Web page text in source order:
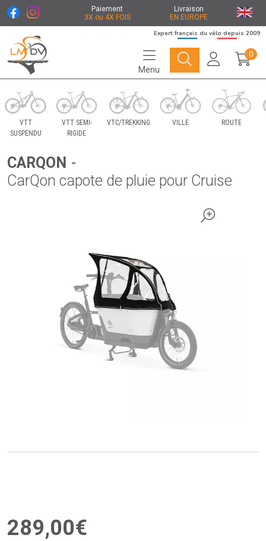
Paiement
3X ou 4X FOIS
Livraison
EN EUROPE
Le Marché du Vélo Votre distributeurs de vélo
Expert français du vélo depuis 2009
Menu
0
VTT
SUSPENDU
VTT SEMI-
RIGIDE
VTC/TREKKING VILLE ROUTE
CARQON -
CarQon capote de pluie pour Cruise
289,00€